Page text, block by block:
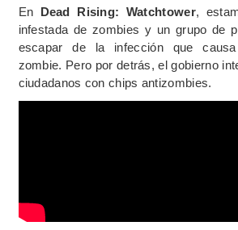
En Dead Rising: Watchtower,
infestada de zombies y un grupo de
escapar de la infección que
zombie. Pero por detrás, el gobierno
ciudadanos con chips antizombies.